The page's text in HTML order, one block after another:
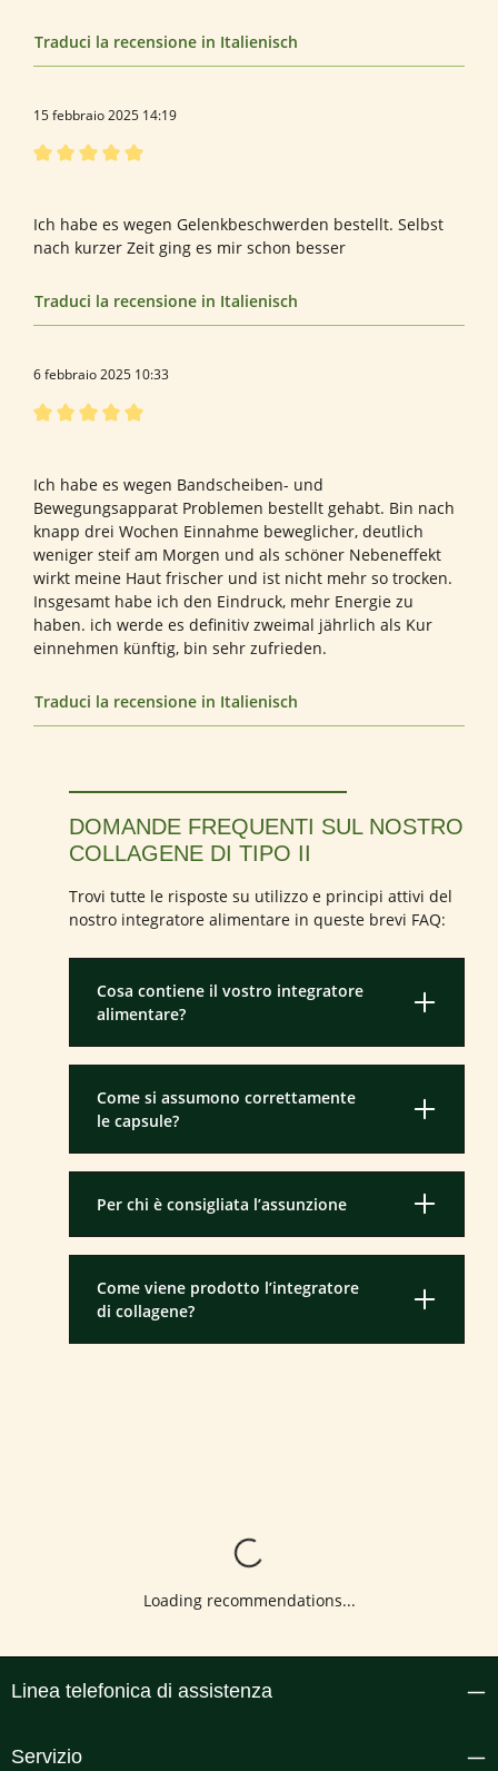
Traduci la recensione in Italienisch
15 febbraio 2025 14:19
Ich habe es wegen Gelenkbeschwerden bestellt. Selbst
nach kurzer Zeit ging es mir schon besser
Traduci la recensione in Italienisch
6 febbraio 2025 10:33
Ich habe es wegen Bandscheiben- und
Bewegungsapparat Problemen bestellt gehabt. Bin nach
knapp drei Wochen Einnahme beweglicher, deutlich
weniger steif am Morgen und als schöner Nebeneffekt
wirkt meine Haut frischer und ist nicht mehr so trocken.
Insgesamt habe ich den Eindruck, mehr Energie zu
haben. ich werde es definitiv zweimal jährlich als Kur
einnehmen künftig, bin sehr zufrieden.
Traduci la recensione in Italienisch
DOMANDE FREQUENTI SUL NOSTRO
COLLAGENE DI TIPO II
Trovi tutte le risposte su utilizzo e principi attivi del
nostro integratore alimentare in queste brevi FAQ:
Cosa contiene il vostro integratore
alimentare?
Come si assumono correttamente
le capsule?
Per chi è consigliata l’assunzione
Come viene prodotto l’integratore
di collagene?
Loading...
Loading recommendations...
Linea telefonica di assistenza
Servizio